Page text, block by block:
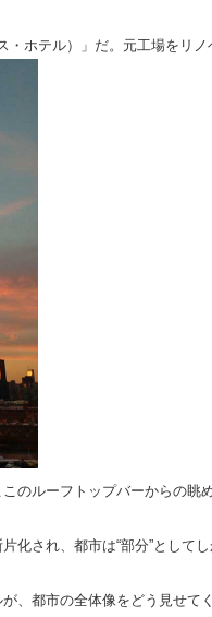
ホテル）」だ。元工場を
のルーフトップバーからの眺
され、都市は“部分”とし
、都市の全体像をどう見せ